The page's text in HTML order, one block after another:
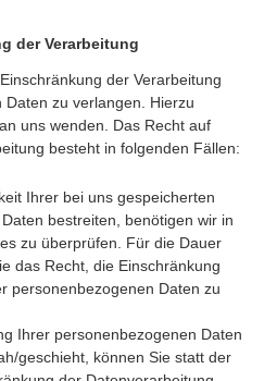
der Verarbeitung
der Verarbeitung
zu verlangen. Hierzu
uns wenden. Das Recht auf
besteht in folgenden Fällen:
Ihrer bei uns gespeicherten
bestreiten, benötigen wir in
zu überprüfen. Für die Dauer
das Recht, die Einschränkung
personenbezogenen Daten zu
Ihrer personenbezogenen Daten
geschieht, können Sie statt der